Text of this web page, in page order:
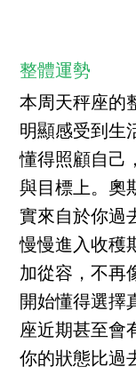
整體運勢
本周天秤座的
明顯感受到生
懂得照顧自己
與目標上。奧
實來自於你過
慢慢進入收穫
加從容，不再
開始懂得選擇
座近期甚至會
你的狀態比過